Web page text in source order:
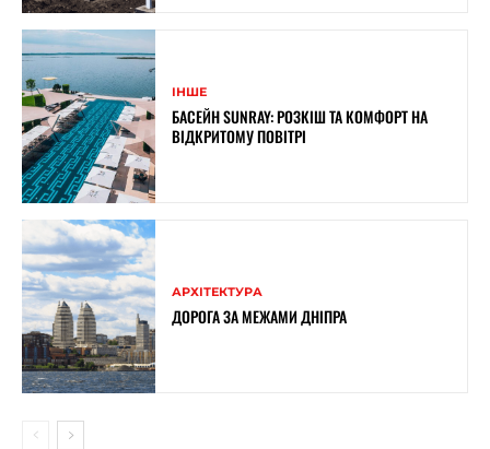
ІНШЕ
БАСЕЙН SUNRAY: РОЗКІШ ТА КОМФОРТ НА
ВІДКРИТОМУ ПОВІТРІ
АРХІТЕКТУРА
ДОРОГА ЗА МЕЖАМИ ДНІПРА